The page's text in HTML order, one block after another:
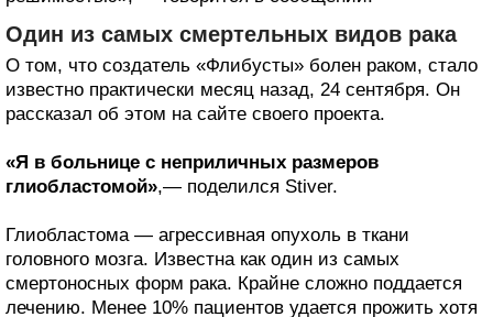
Один из самых смертельных видов рака
О том, что создатель «Флибусты» болен раком, стало
известно практически месяц назад, 24 сентября. Он
рассказал об этом на сайте своего проекта.
«Я в больнице с неприличных размеров
глиобластомой»,— поделился Stiver.
Глиобластома — агрессивная опухоль в ткани
головного мозга. Известна как один из самых
смертоносных форм рака. Крайне сложно поддается
лечению. Менее 10% пациентов удается прожить хотя